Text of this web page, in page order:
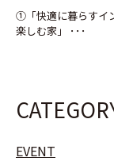
①「快適に暮らすイ
楽しむ家」 ･･･
EVENT